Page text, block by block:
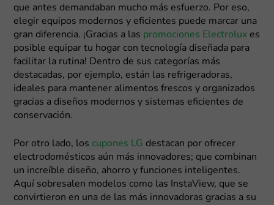
que antes demandaban mucho más esfuerzo. Por eso,
elegir equipos modernos y eficientes puede marcar una
gran diferencia. ¡Gracias a las promociones Electrolux es
posible equipar tu hogar con tecnología diseñada para
facilitar la rutina! Dentro de sus categorías más
destacadas, por ejemplo, están las refrigeradoras,
ideales para mantener alimentos frescos y organizados
gracias a diseños modernos y sistemas eficientes de
conservación.
Por otro lado, los cupones LG destacan por ofrecer
electrodomésticos aún más innovadores; que combinan
un increíble diseño, ahorro y funciones inteligentes.
Aquí sobresalen modelos como las InstaView, que se
convirtieron en una de las más innovadoras gracias a su